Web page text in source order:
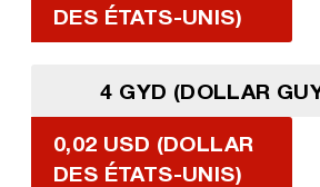
DES ÉTATS-UNIS)
4 GYD (DOLLAR
0,02 USD (DOLLAR
DES ÉTATS-UNIS)